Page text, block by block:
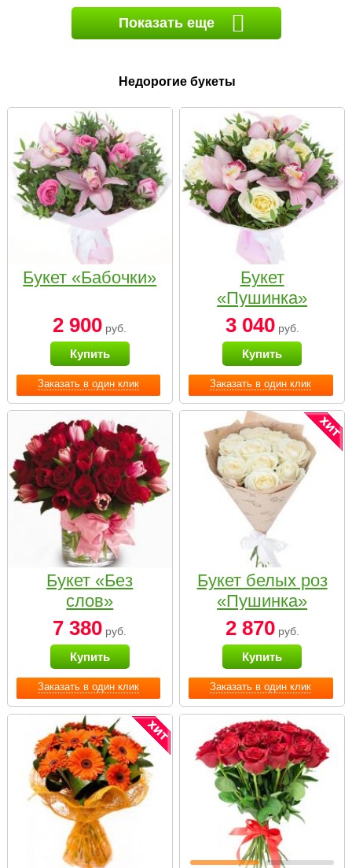
Показать еще
Недорогие букеты
Заказать в один клик
Букет «Бабочки»
2 900 руб.
Купить
Заказать в один клик
Букет
«Пушинка»
3 040руб.
Купить
Заказать в один клик
Букет «Без
слов»
7 380 руб.
Купить
Заказать в один клик
Букет белых роз
«Пушинка»
2 870руб.
Купить